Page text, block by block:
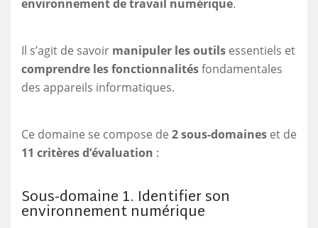
environnement de travail numérique.
Il s’agit de savoir manipuler les outils essentiels et
comprendre les fonctionnalitésfondamentales
des appareils informatiques.
Ce domaine se compose de 2 sous-domaines et de
11 critères d’évaluation :
Sous-domaine 1. Identifier son
environnement numérique